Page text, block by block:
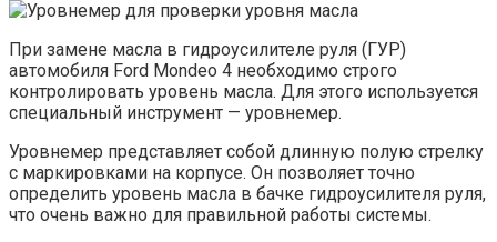
При замене масла в гидроусилителе руля (ГУР)
автомобиля Ford Mondeo 4 необходимо строго
контролировать уровень масла. Для этого используется
специальный инструмент — уровнемер.
Уровнемер представляет собой длинную полую стрелку
с маркировками на корпусе. Он позволяет точно
определить уровень масла в бачке гидроусилителя руля,
что очень важно для правильной работы системы.